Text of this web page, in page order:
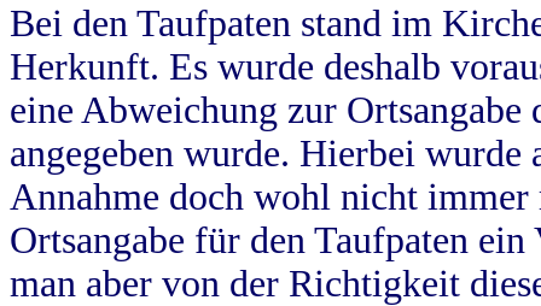
Bei den Taufpaten stand im
Herkunft. Es wurde deshalb
eine Abweichung zur
angegeben wurde. Hierbei wurde
Annahme doch wohl nicht
Ortsangabe für den Taufpaten
man aber von der Richtigkeit